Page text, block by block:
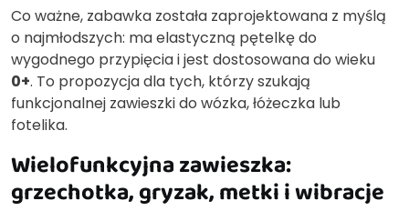
Co ważne, zabawka została zaprojektowana z myślą
o najmłodszych: ma elastyczną pętelkę do
wygodnego przypięcia i jest dostosowana do wieku
0+. To propozycja dla tych, którzy szukają
funkcjonalnej zawieszki do wózka, łóżeczka lub
fotelika.
Wielofunkcyjna zawieszka:
grzechotka, gryzak, metki i wibracje